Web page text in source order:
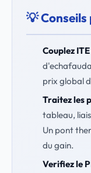
💡
Couplez
prix global
Traitez les
tableau,
Un pont
du gain.
Verifiez le